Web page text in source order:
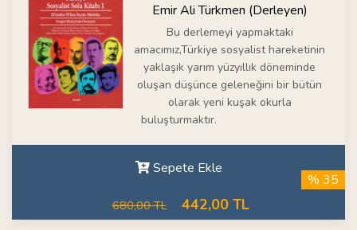
Emir Ali Türkmen (Derleyen)
Bu derlemeyi yapmaktaki
amacımız,Türkiye sosyalist hareketinin
yaklaşık yarım yüzyıllık döneminde
oluşan düşünce geleneğini bir bütün
olarak yeni kuşak okurla
buluşturmaktır.
Sepete Ekle
680,00 TL 442,00 TL
% 35